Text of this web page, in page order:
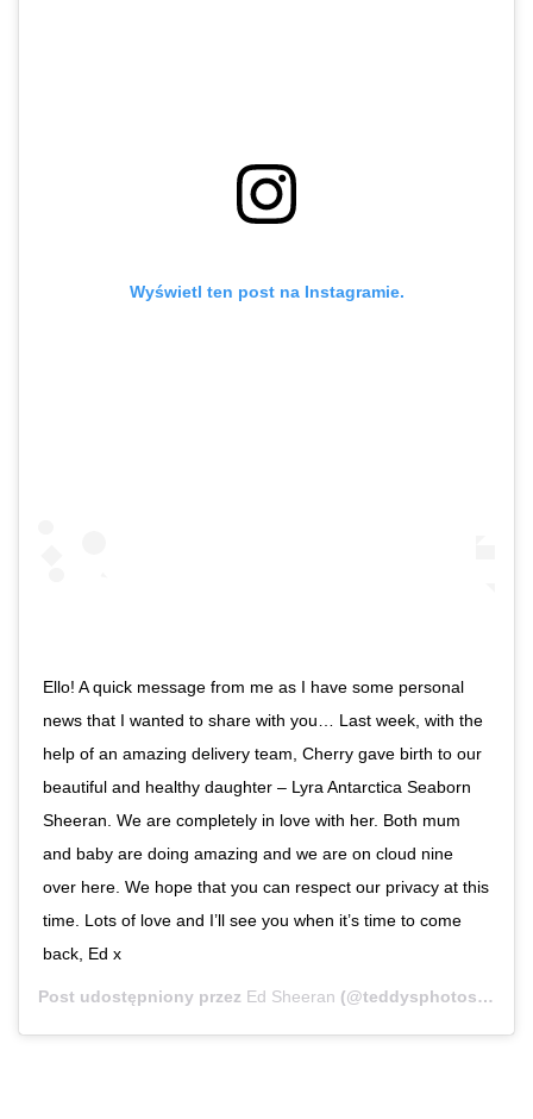
Wyświetl ten post na Instagramie.
Ello! A quick message from me as I have some personal
news that I wanted to share with you… Last week, with the
help of an amazing delivery team, Cherry gave birth to our
beautiful and healthy daughter – Lyra Antarctica Seaborn
Sheeran. We are completely in love with her. Both mum
and baby are doing amazing and we are on cloud nine
over here. We hope that you can respect our privacy at this
time. Lots of love and I’ll see you when it’s time to come
back, Ed x
Post udostępniony przez Ed Sheeran (@teddysphotos) Wrz